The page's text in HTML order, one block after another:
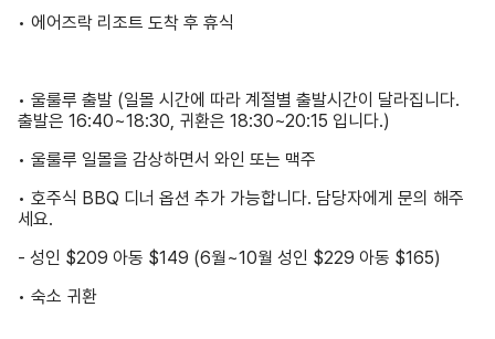
• 에어즈락 리조트 도착 후 휴식
• 울룰루 출발 (일몰 시간에 따라 계절별 출발시간이 달라집니다.
출발은 16:40~18:30, 귀환은 18:30~20:15 입니다.)
• 울룰루 일몰을 감상하면서 와인 또는 맥주
• 호주식 BBQ 디너 옵션 추가 가능합니다. 담당자에게 문의 해주
세요.
- 성인 $209 아동 $149 (6월~10월 성인 $229 아동 $165)
• 숙소 귀환